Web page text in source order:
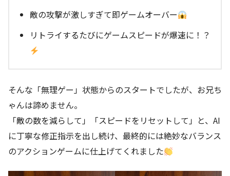
敵の攻撃が激しすぎて即ゲームオーバー
リトライするたびにゲームスピードが爆速に！？
そんな「無理ゲー」状態からのスタートでしたが、お兄ち
ゃんは諦めません。
「敵の数を減らして」「スピードをリセットして」と、AI
に丁寧な修正指示を出し続け、最終的には絶妙なバランス
のアクションゲームに仕上げてくれました